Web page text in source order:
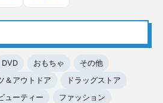
DVD おもちゃ
その他
＆アウトドア
ドラッグストア
ューティー
ファッション